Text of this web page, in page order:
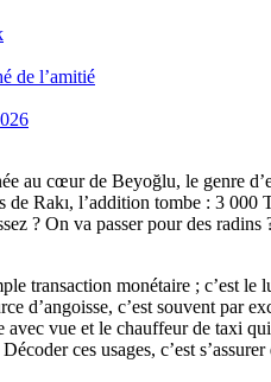
de l’amitié
au cœur de Beyoğlu, le genre
de Rakı, l’addition tombe : 3
? On va passer pour des
transaction monétaire ; c’est
d’angoisse, c’est souvent par
vue et le chauffeur de taxi
ces usages, c’est